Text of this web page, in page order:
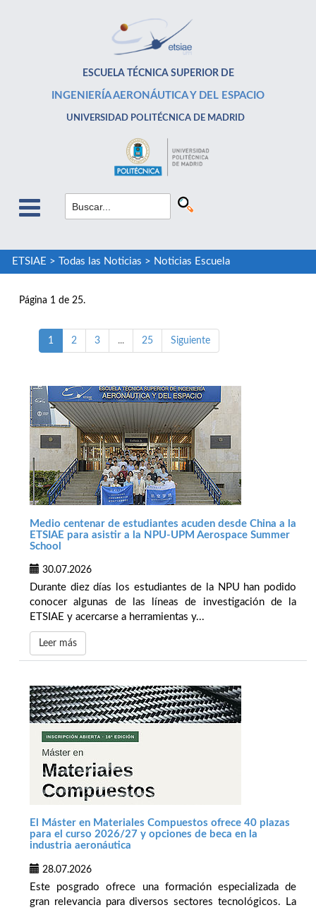
ESCUELA TÉCNICA SUPERIOR DE
INGENIERÍA AERONÁUTICA Y DEL ESPACIO
UNIVERSIDAD POLITÉCNICA DE MADRID
ETSIAE > Todas las Noticias > Noticias Escuela
Página 1 de 25.
1 2 3 ... 25 Siguiente
Medio centenar de estudiantes acuden desde China a la
ETSIAE para asistir a la NPU-UPM Aerospace Summer
School
30.07.2026
Durante diez días los estudiantes de la NPU han podido
conocer algunas de las líneas de investigación de la
ETSIAE y acercarse a herramientas y...
Leer más
El Máster en Materiales Compuestos ofrece 40 plazas
para el curso 2026/27 y opciones de beca en la
industria aeronáutica
28.07.2026
Este posgrado ofrece una formación especializada de
gran relevancia para diversos sectores tecnológicos. La